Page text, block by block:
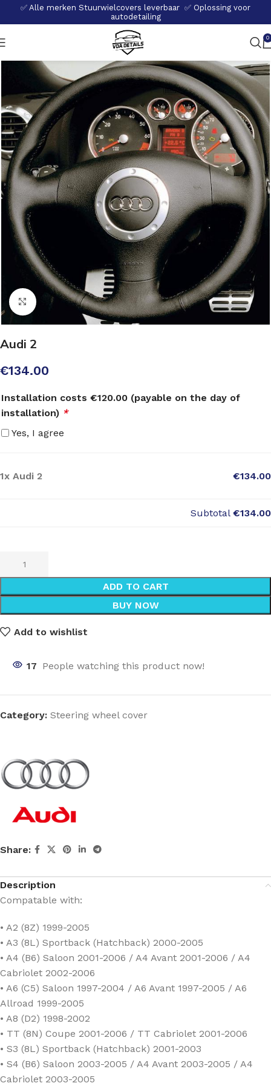
✅ Alle merken Stuurwielcovers leverbaar ✅ Oplossing voor
autodetailing
0
Click to enlarge
Audi 2
€134.00
Installation costs €120.00 (payable on the day of
installation) *
Yes, I agree
1x Audi 2 €134.00
Subtotal €134.00
ADD TO CART
BUY NOW
Add to wishlist
17 People watching this product now!
Category: Steering wheel cover
Share:
Description
Compatable with:
• A2 (8Z) 1999-2005
• A3 (8L) Sportback (Hatchback) 2000-2005
• A4 (B6) Saloon 2001-2006 / A4 Avant 2001-2006 / A4
Cabriolet 2002-2006
• A6 (C5) Saloon 1997-2004 / A6 Avant 1997-2005 / A6
Allroad 1999-2005
• A8 (D2) 1998-2002
• TT (8N) Coupe 2001-2006 / TT Cabriolet 2001-2006
• S3 (8L) Sportback (Hatchback) 2001-2003
• S4 (B6) Saloon 2003-2005 / A4 Avant 2003-2005 / A4
Cabriolet 2003-2005